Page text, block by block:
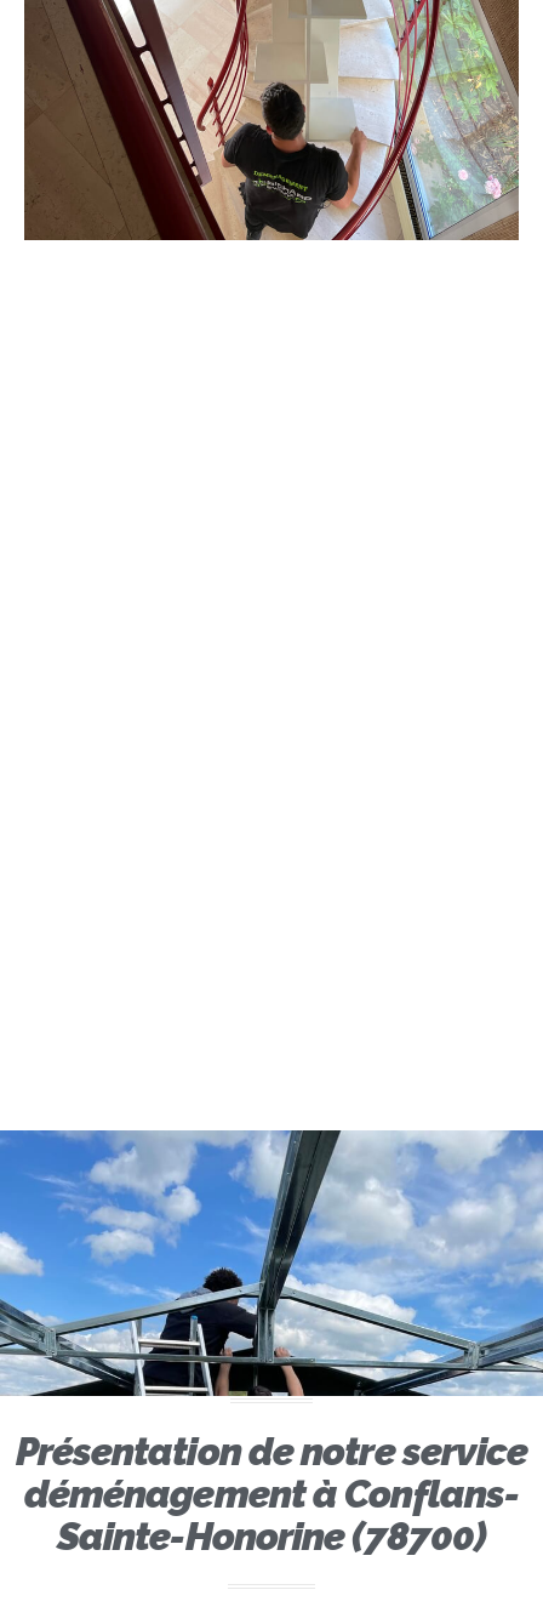
Présentation de notre service
déménagement à Conflans-
Sainte-Honorine (78700)